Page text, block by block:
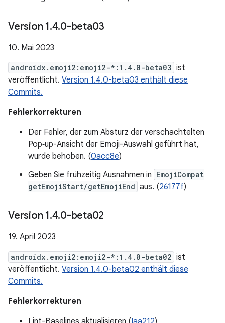
Version 1.4.0-beta03
10. Mai 2023
androidx.emoji2:emoji2-*:1.4.0-beta03 ist
veröffentlicht. Version 1.4.0-beta03 enthält diese
Commits.
Fehlerkorrekturen
Der Fehler, der zum Absturz der verschachtelten
Pop‑up-Ansicht der Emoji-Auswahl geführt hat,
wurde behoben. (0acc8e)
Geben Sie frühzeitig Ausnahmen in EmojiCompat
getEmojiStart/getEmojiEnd aus. (26177f)
Version 1.4.0-beta02
19. April 2023
androidx.emoji2:emoji2-*:1.4.0-beta02 ist
veröffentlicht. Version 1.4.0-beta02 enthält diese
Commits.
Fehlerkorrekturen